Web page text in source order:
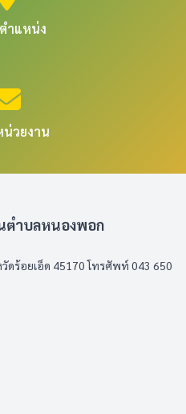
ำแหน่ง
วยงาน
ตำบลหนองพอก
ร้อยเอ็ด 45170 โทรศัพท์ 043 650